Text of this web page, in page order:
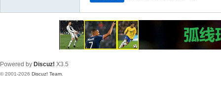
Powered by Discuz! X3.5
© 2001-2026 Discuz! Team